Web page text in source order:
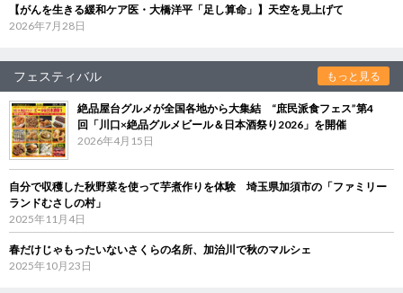
【がんを生きる緩和ケア医・大橋洋平「足し算命」】天空を見上げて
2026年7月28日
フェスティバル もっと見る
絶品屋台グルメが全国各地から大集結 “庶民派食フェス”第4
回「川口×絶品グルメビール＆日本酒祭り2026」を開催
2026年4月15日
自分で収穫した秋野菜を使って芋煮作りを体験 埼玉県加須市の「ファミリー
ランドむさしの村」
2025年11月4日
春だけじゃもったいないさくらの名所、加治川で秋のマルシェ
2025年10月23日